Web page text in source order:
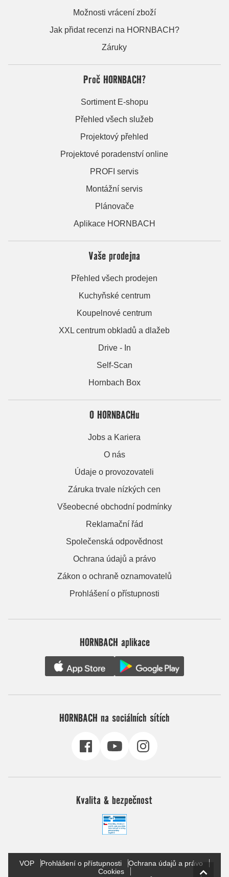
Možnosti vrácení zboží
Jak přidat recenzi na HORNBACH?
Záruky
Proč HORNBACH?
Sortiment E-shopu
Přehled všech služeb
Projektový přehled
Projektové poradenství online
PROFI servis
Montážní servis
Plánovače
Aplikace HORNBACH
Vaše prodejna
Přehled všech prodejen
Kuchyňské centrum
Koupelnové centrum
XXL centrum obkladů a dlažeb
Drive - In
Self-Scan
Hornbach Box
O HORNBACHu
Jobs a Kariera
O nás
Údaje o provozovateli
Záruka trvale nízkých cen
Všeobecné obchodní podmínky
Reklamační řád
Společenská odpovědnost
Ochrana údajů a právo
Zákon o ochraně oznamovatelů
Prohlášení o přístupnosti
HORNBACH aplikace
HORNBACH na sociálních sítích
Kvalita & bezpečnost
VOP Prohlášení o přístupnosti
Ochrana údajů a právo
Cookies